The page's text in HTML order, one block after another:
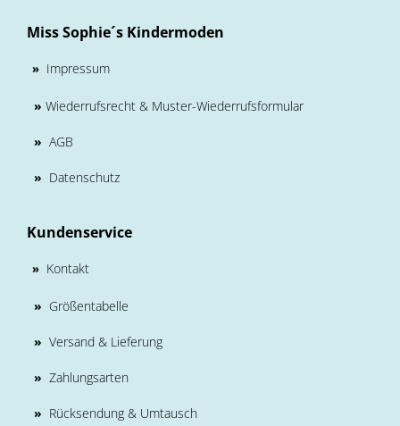
Miss Sophie´s Kindermoden
» Impressum
» Wiederrufsrecht & Muster-Wiederrufsformular
» AGB
» Datenschutz
Kundenservice
» Kontakt
» Größentabelle
» Versand & Lieferung
» Zahlungsarten
» Rücksendung & Umtausch